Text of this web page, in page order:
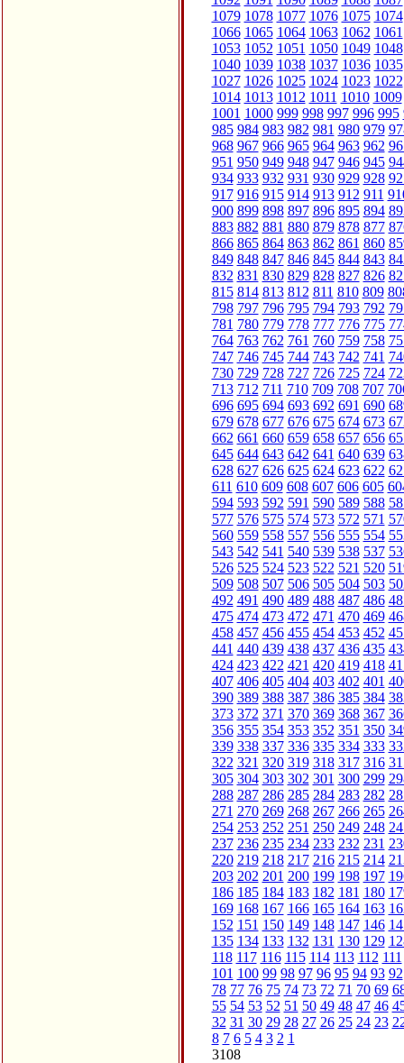
1079 1078 1077 1076 1075 1074
1066 1065 1064 1063 1062 1061
1053 1052 1051 1050 1049 1048
1040 1039 1038 1037 1036 1035
1027 1026 1025 1024 1023 1022
1014 1013 1012 1011 1010 1009
1001 1000 999 998 997 996 995
985 984 983 982 981 980 979
968 967 966 965 964 963 962
951 950 949 948 947 946 945
934 933 932 931 930 929 928
917 916 915 914 913 912 911
900 899 898 897 896 895 894
883 882 881 880 879 878 877
866 865 864 863 862 861 860
849 848 847 846 845 844 843
832 831 830 829 828 827 826
815 814 813 812 811 810 809
798 797 796 795 794 793 792
781 780 779 778 777 776 775
764 763 762 761 760 759 758
747 746 745 744 743 742 741
730 729 728 727 726 725 724
713 712 711 710 709 708 707
696 695 694 693 692 691 690
679 678 677 676 675 674 673
662 661 660 659 658 657 656
645 644 643 642 641 640 639
628 627 626 625 624 623 622
611 610 609 608 607 606 605
594 593 592 591 590 589 588
577 576 575 574 573 572 571
560 559 558 557 556 555 554
543 542 541 540 539 538 537
526 525 524 523 522 521 520
509 508 507 506 505 504 503
492 491 490 489 488 487 486
475 474 473 472 471 470 469
458 457 456 455 454 453 452
441 440 439 438 437 436 435
424 423 422 421 420 419 418
407 406 405 404 403 402 401
390 389 388 387 386 385 384
373 372 371 370 369 368 367
356 355 354 353 352 351 350
339 338 337 336 335 334 333
322 321 320 319 318 317 316
305 304 303 302 301 300 299
288 287 286 285 284 283 282
271 270 269 268 267 266 265
254 253 252 251 250 249 248
237 236 235 234 233 232 231
220 219 218 217 216 215 214
203 202 201 200 199 198 197
186 185 184 183 182 181 180
169 168 167 166 165 164 163
152 151 150 149 148 147 146
135 134 133 132 131 130 129
118 117 116 115 114 113 112 111
101 100 99 98 97 96 95 94 93 92
78 77 76 75 74 73 72 71 70 69
55 54 53 52 51 50 49 48 47 46
32 31 30 29 28 27 26 25 24 23
8 7 6 5 4 3 2 1
3108